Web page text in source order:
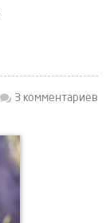
3 комментариев